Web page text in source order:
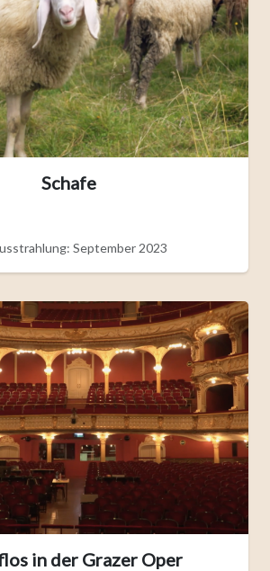
Schafe
September 2023
in der Grazer Oper